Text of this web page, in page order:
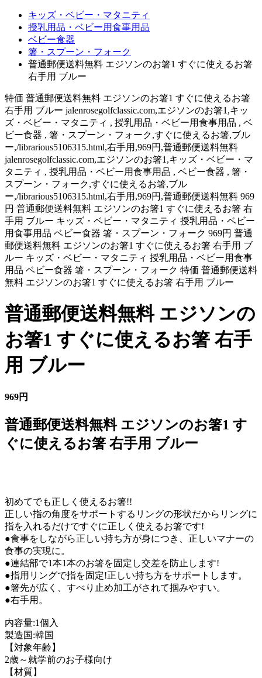
キッズ・ベビー・マタニティ
授乳用品・ベビー用食事用品
ベビー食器
箸・スプーン・フォーク
普通郵便送料無料 エジソンのお箸1 すぐに使えるお箸
右手用 ブルー
特価 普通郵便送料無料 エジソンのお箸1 すぐに使えるお箸
右手用 ブルー jalenrosegolfclassic.com,エジソンのお箸1,キッ
ズ・ベビー・マタニティ , 授乳用品・ベビー用食事用品 , ベ
ビー食器 , 箸・スプーン・フォーク,すぐに使えるお箸,ブル
ー,/librarious5106315.html,右手用,969円,普通郵便送料無料
jalenrosegolfclassic.com,エジソンのお箸1,キッズ・ベビー・マ
タニティ , 授乳用品・ベビー用食事用品 , ベビー食器 , 箸・
スプーン・フォーク,すぐに使えるお箸,ブル
ー,/librarious5106315.html,右手用,969円,普通郵便送料無料 969
円 普通郵便送料無料 エジソンのお箸1 すぐに使えるお箸 右
手用 ブルー キッズ・ベビー・マタニティ 授乳用品・ベビー
用食事用品 ベビー食器 箸・スプーン・フォーク 969円 普通
郵便送料無料 エジソンのお箸1 すぐに使えるお箸 右手用 ブ
ルー キッズ・ベビー・マタニティ 授乳用品・ベビー用食事
用品 ベビー食器 箸・スプーン・フォーク 特価 普通郵便送料
無料 エジソンのお箸1 すぐに使えるお箸 右手用 ブルー
普通郵便送料無料 エジソンの
お箸1 すぐに使えるお箸 右手
用 ブルー
969円
普通郵便送料無料 エジソンのお箸1 す
ぐに使えるお箸 右手用 ブルー
初めてでも正しく使えるお箸!!
正しい指の角度をサポートするリングの形状だからリングに
指を入れるだけですぐに正しく使えるお箸です!
●食事をしながら正しい持ち方が身につき、正しいマナーの
食事の実現に。
●連結部で1本1本のお箸を固定し交差を防止します!
●指用リングで指を固定!正しい持ち方をサポートします。
●箸先が広く、すべり止め加工がされて掴みやすい。
●右手用。
内容量:1個入
製造国:韓国
【対象年齢】
2歳～就学前のお子様向け
【材質】